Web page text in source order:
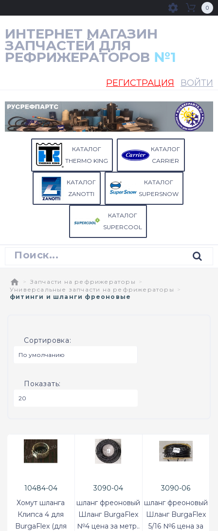
ИНТЕРНЕТ МАГАЗИН
ЗАПЧАСТЕЙ ДЛЯ
РЕФРИЖЕРАТОРОВ №1
0
РЕГИСТРАЦИЯ ВОЙТИ
КАТАЛОГ
THERMO KING
КАТАЛОГ
CARRIER
КАТАЛОГ
ZANOTTI
КАТАЛОГ
SUPERSNOW
КАТАЛОГ
SUPERCOOL
Запчасти на рефрижераторы
Универсальные запчасти на рефрижераторы
фитинги и шланги фреоновые
Сортировка:
Показать:
10484-04
Хомут шланга
Клипса 4 для
BurgaFlex (для
3090-04
шланг фреоновый
Шланг BurgaFlex
№4 цена за метр..
3090-06
шланг фреоновый
Шланг BurgaFlex
5/16 №6 цена за